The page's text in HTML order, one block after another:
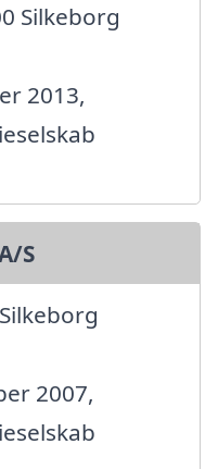
Silkeborg
2013,
S
2007,